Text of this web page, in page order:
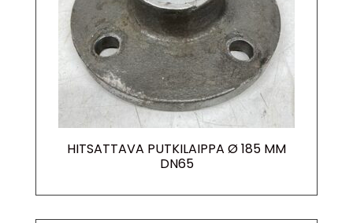
HITSATTAVA PUTKILAIPPA Ø 185 MM
DN65